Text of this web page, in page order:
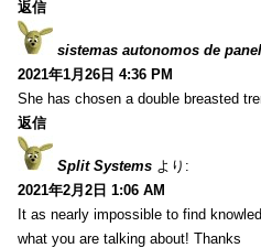
返信
sistemas autonomos de
2021年1月26日 4:36 PM
She has chosen a double breasted
返信
Split Systems より:
2021年2月2日 1:06 AM
It as nearly impossible to find
what you are talking about! Thanks